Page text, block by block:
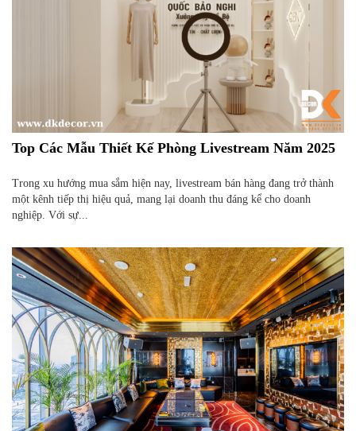
Top Các Mẫu Thiết Kế Phòng Livestream Năm 2025
Trong xu hướng mua sắm hiện nay, livestream bán hàng đang trở thành
một kênh tiếp thị hiệu quả, mang lại doanh thu đáng kể cho doanh
nghiệp. Với sự...